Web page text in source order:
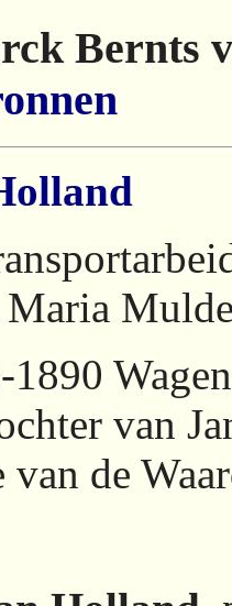
Bernts
1890
van
de